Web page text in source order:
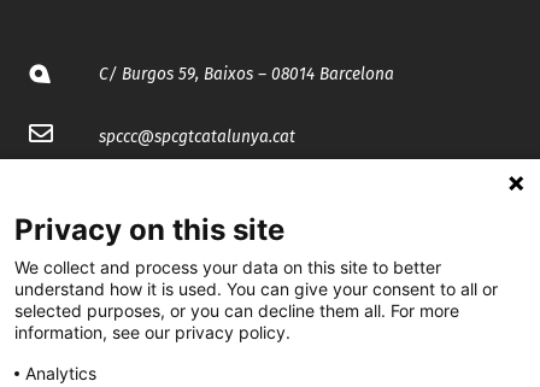
C/ Burgos 59, Baixos – 08014 Barcelona
spccc@spcgtcatalunya.cat
@CGTCatalunya
cgtcatalunya
Privacy on this site
We collect and process your data on this site to better
understand how it is used. You can give your consent to all or
selected purposes, or you can decline them all. For more
information, see our privacy policy.
Analytics